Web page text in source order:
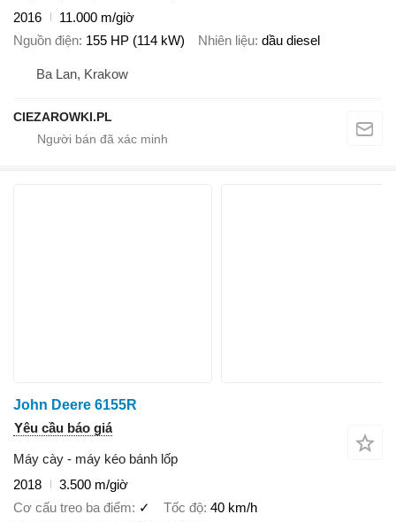
2016
11.000 m/giờ
Nguồn điện 155 HP (114 kW) Nhiên liệu dầu diesel
Ba Lan, Krakow
CIEZAROWKI.PL
John Deere 6155R
Yêu cầu báo giá
Máy cày - máy kéo bánh lốp
2018
3.500 m/giờ
Cơ cấu treo ba điểm
✓ Tốc độ 40 km/h